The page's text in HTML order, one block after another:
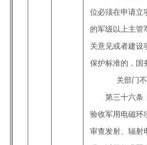
位必须在申请立
的军级以上主管
关意见或者建设
保护标准的，国
关部门
第三十六条：
验收军用电磁环
审查发射、辐射